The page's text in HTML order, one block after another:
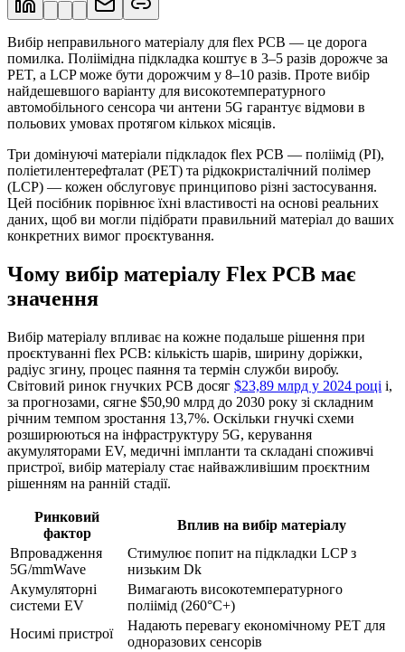
Вибір неправильного матеріалу для flex PCB — це дорога
помилка. Поліімідна підкладка коштує в 3–5 разів дорожче за
PET, а LCP може бути дорожчим у 8–10 разів. Проте вибір
найдешевшого варіанту для високотемпературного
автомобільного сенсора чи антени 5G гарантує відмови в
польових умовах протягом кількох місяців.
Три домінуючі матеріали підкладок flex PCB — поліімід (PI),
поліетилентерефталат (PET) та рідкокристалічний полімер
(LCP) — кожен обслуговує принципово різні застосування.
Цей посібник порівнює їхні властивості на основі реальних
даних, щоб ви могли підібрати правильний матеріал до ваших
конкретних вимог проєктування.
Чому вибір матеріалу Flex PCB має
значення
Вибір матеріалу впливає на кожне подальше рішення при
проєктуванні flex PCB: кількість шарів, ширину доріжки,
радіус згину, процес паяння та термін служби виробу.
Світовий ринок гнучких PCB досяг $23,89 млрд у 2024 році і,
за прогнозами, сягне $50,90 млрд до 2030 року зі складним
річним темпом зростання 13,7%. Оскільки гнучкі схеми
розширюються на інфраструктуру 5G, керування
акумуляторами EV, медичні імпланти та складані споживчі
пристрої, вибір матеріалу стає найважливішим проєктним
рішенням на ранній стадії.
Ринковий
фактор
Вплив на вибір матеріалу
Впровадження
5G/mmWave
Стимулює попит на підкладки LCP з
низьким Dk
Акумуляторні
системи EV
Вимагають високотемпературного
поліімід (260°C+)
Носимі пристрої
Надають перевагу економічному PET для
одноразових сенсорів